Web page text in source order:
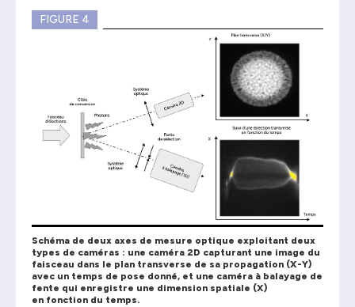
FIGURE 4
Schéma de deux axes de mesure optique exploitant deux
types de caméras : une caméra 2D capturant une image du
faisceau dans le plan transverse de sa propagation (X-Y)
avec un temps de pose donné, et une caméra à balayage de
fente qui enregistre une dimension spatiale (X)
en fonction du temps.